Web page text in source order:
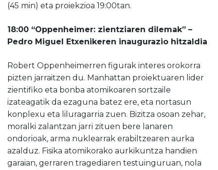
(45 min) eta proiekzioa 19:00tan.
18:00 “Oppenheimer: zientziaren dilemak” –
Pedro Miguel Etxenikeren inaugurazio hitzaldia
Robert Oppenheimerren figurak interes orokorra
pizten jarraitzen du. Manhattan proiektuaren lider
zientifiko eta bonba atomikoaren sortzaile
izateagatik da ezaguna batez ere, eta nortasun
konplexu eta liluragarria zuen. Bizitza osoan zehar,
moralki zalantzan jarri zituen bere lanaren
ondorioak, arma nuklearrak erabiltzearen aurka
azalduz. Fisika atomikorako aurkikuntza handien
garaian, gerraren tragediaren testuinguruan, nola